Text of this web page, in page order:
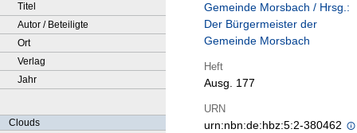
Titel
Autor / Beteiligte
Ort
Verlag
Jahr
Clouds
Gemeinde Morsbach / Hrsg.:
Der Bürgermeister der
Gemeinde Morsbach
Heft
Ausg. 177
URN
urn:nbn:de:hbz:5:2-380462